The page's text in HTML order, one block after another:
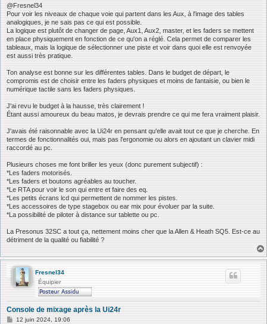
s
s
g
e
@Fresnel34
Pour voir les niveaux de chaque voie qui partent dans les Aux, à l'image des tables
analogiques, je ne sais pas ce qui est possible.
La logique est plutôt de changer de page, Aux1, Aux2, master, et les faders se mettent
en place physiquement en fonction de ce qu'on a réglé. Cela permet de comparer les
tableaux, mais la logique de sélectionner une piste et voir dans quoi elle est renvoyée
est aussi très pratique.
Ton analyse est bonne sur les différentes tables. Dans le budget de départ, le
compromis est de choisir entre les faders physiques et moins de fantaisie, ou bien le
numérique tactile sans les faders physiques.
J'ai revu le budget à la hausse, très clairement !
Étant aussi amoureux du beau matos, je devrais prendre ce qui me fera vraiment plaisir.
J'avais été raisonnable avec la Ui24r en pensant qu'elle avait tout ce que je cherche. En
termes de fonctionnalités oui, mais pas l'ergonomie ou alors en ajoutant un clavier midi
raccordé au pc.
Plusieurs choses me font briller les yeux (donc purement subjectif) :
*Les faders motorisés.
*Les faders et boutons agréables au toucher.
*Le RTA pour voir le son qui entre et faire des eq.
*Les petits écrans lcd qui permettent de nommer les pistes.
*Les accessoires de type stagebox ou ear mix pour évoluer par la suite.
*La possibilité de piloter à distance sur tablette ou pc.
La Presonus 32SC a tout ça, nettement moins cher que la Allen & Heath SQ5. Est-ce au
détriment de la qualité ou fiabilité ?
Fresnel34
Équipier
Console de mixage après la Ui24r
M12 juin 2024, 19:06